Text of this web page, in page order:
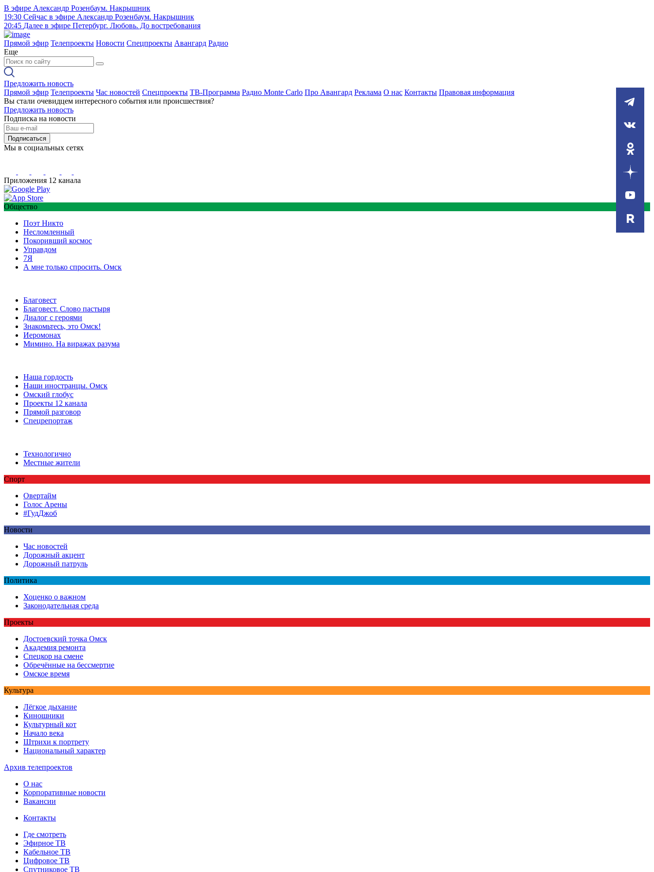
В эфире Александр Розенбаум. Накрышник
19:30 Сейчас в эфире Александр Розенбаум. Накрышник
20:45 Далее в эфире Петербург. Любовь. До востребования
Прямой эфир Телепроекты Новости Спецпроекты Авангард Радио
Еще
Предложить новость
Прямой эфир Телепроекты Час новостей Спецпроекты ТВ-Программа Радио Monte Carlo Про Авангард Реклама О нас Контакты Правовая информация
Вы стали очевидцем интересного события или происшествия?
Предложить новость
Подписка на новости
Подписаться
Мы в социальных сетях
Приложения 12 канала
Общество
Поэт Никто
Несломленный
Покоривший космос
Управдом
7Я
А мне только спросить. Омск
Благовест
Благовест. Слово пастыря
Диалог с героями
Знакомьтесь, это Омск!
Иеромонах
Мимино. На виражах разума
Наша гордость
Наши иностранцы. Омск
Омский глобус
Проекты 12 канала
Прямой разговор
Спецрепортаж
Технологично
Местные жители
Спорт
Овертайм
Голос Арены
#ГудДжоб
Новости
Час новостей
Дорожный акцент
Дорожный патруль
Политика
Хоценко о важном
Законодательная среда
Проекты
Достоевский точка Омск
Академия ремонта
Спецкор на смене
Обречённые на бессмертие
Омское время
Культура
Лёгкое дыхание
Киношники
Культурный кот
Начало века
Штрихи к портрету
Национальный характер
Архив телепроектов
О нас
Корпоративные новости
Вакансии
Контакты
Где смотреть
Эфирное ТВ
Кабельное ТВ
Цифровое ТВ
Спутниковое ТВ